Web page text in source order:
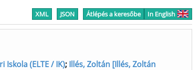
XML JSON Átlépés a keresőbe In English
(ELTE / IK); Illés, Zoltán [Illés, Zoltán